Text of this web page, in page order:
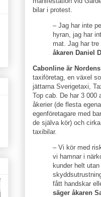
bilar i protest.
– Jag har inte
hyran, jag har
mat. Jag har
åkaren Daniel
Cabonline är Nordens
taxiföretag, en växel
jättarna Sverigetaxi,
Top cab. De har 3 000
åkerier (de flesta
egenföretagare med
de själva kör) och
taxibilar.
– Vi kör med
vi hamnar i
kunder helt utan
fått handskar
säger åkaren